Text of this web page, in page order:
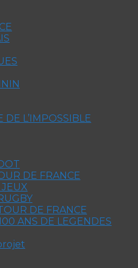
DE L’IMPOSSIBLE
DE FRANCE
DE FRANCE
ANS DE LEGENDES